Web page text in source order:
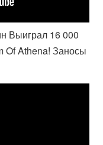
16 000
Of Athena! Заносы